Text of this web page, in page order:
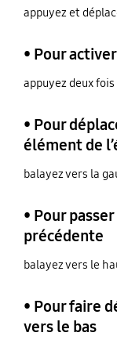
appuyez et
• Pour
appuyez deux
• Pour
élément de
balayez vers la
• Pour
précédente
balayez vers le
• Pour faire
vers le bas